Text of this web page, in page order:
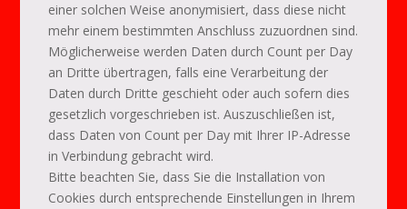
einer solchen Weise anonymisiert, dass diese nicht
mehr einem bestimmten Anschluss zuzuordnen sind.
Möglicherweise werden Daten durch Count per Day
an Dritte übertragen, falls eine Verarbeitung der
Daten durch Dritte geschieht oder auch sofern dies
gesetzlich vorgeschrieben ist. Auszuschließen ist,
dass Daten von Count per Day mit Ihrer IP-Adresse
in Verbindung gebracht wird.
Bitte beachten Sie, dass Sie die Installation von
Cookies durch entsprechende Einstellungen in Ihrem